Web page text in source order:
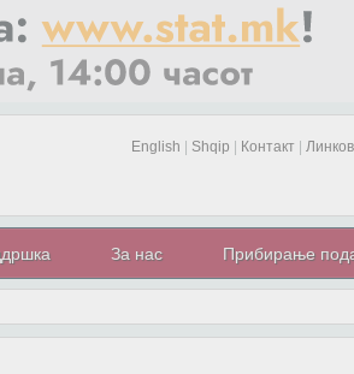
English Shqip Контакт
За нас Прибирање